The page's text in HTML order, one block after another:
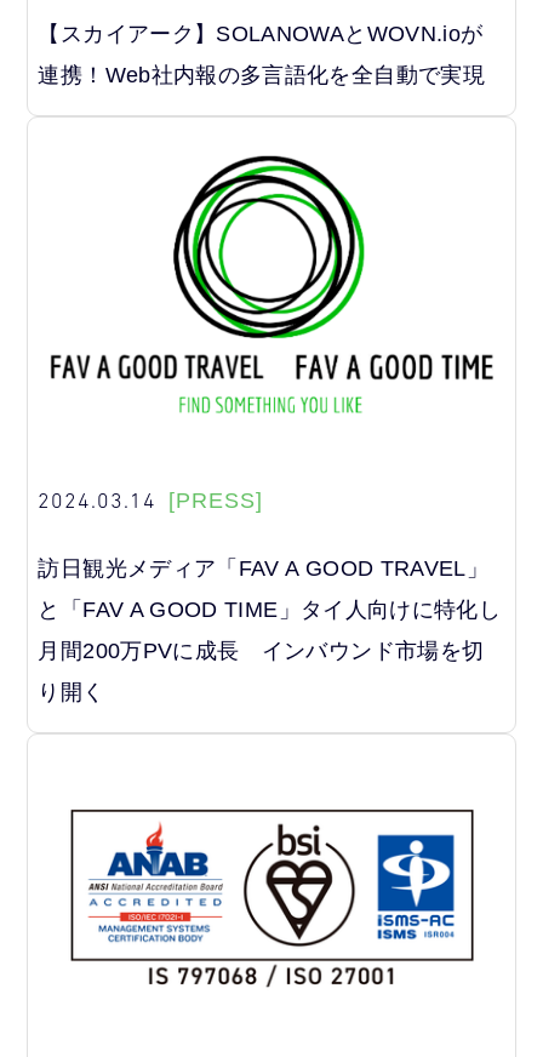
【スカイアーク】SOLANOWAとWOVN.ioが
連携！Web社内報の多言語化を全自動で実現
2024.03.14 [PRESS]
訪日観光メディア「FAV A GOOD TRAVEL」
と「FAV A GOOD TIME」タイ人向けに特化し
月間200万PVに成長 インバウンド市場を切
り開く